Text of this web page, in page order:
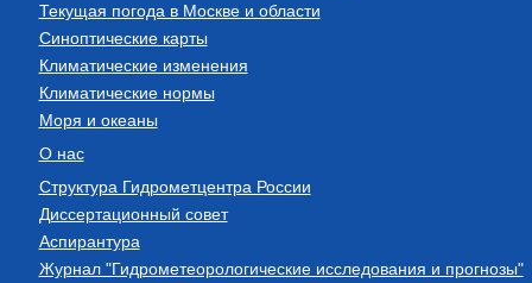
Текущая погода в Москве и области
Синоптические карты
Климатические изменения
Климатические нормы
Моря и океаны
О нас
Структура Гидрометцентра России
Диссертационный совет
Аспирантура
Журнал "Гидрометеорологические исследования и прогнозы"